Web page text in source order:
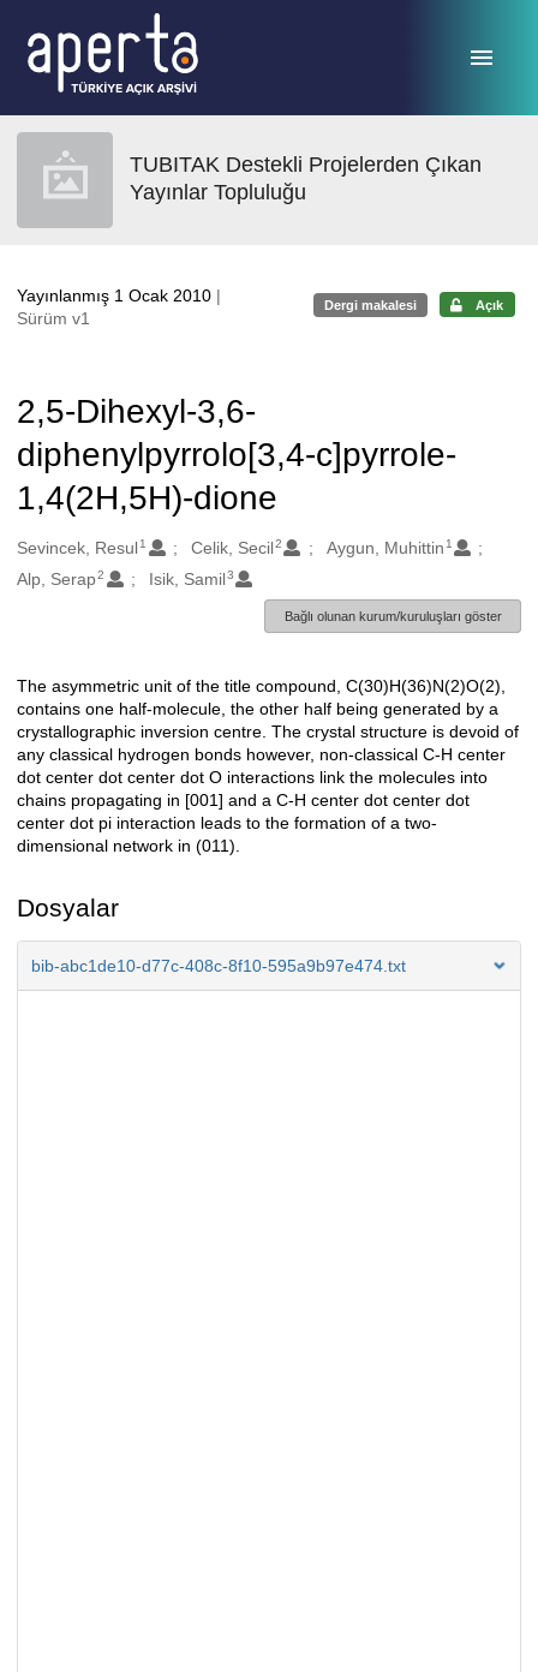
TUBITAK Destekli Projelerden Çıkan
Yayınlar Topluluğu
Yayınlanmış 1 Ocak 2010 |
Sürüm v1
Dergi makalesi Açık
2,5-Dihexyl-3,6-
diphenylpyrrolo[3,4-c]pyrrole-
1,4(2H,5H)-dione
Oluşturanlar
Sevincek, Resul1 Celik, Secil2 Aygun, Muhittin 1
Alp, Serap2 Isik, Samil3
Bağlı olunan kurum/kuruluşları göster
Açıklama
The asymmetric unit of the title compound, C(30)H(36)N(2)O(2),
contains one half-molecule, the other half being generated by a
crystallographic inversion centre. The crystal structure is devoid of
any classical hydrogen bonds however, non-classical C-H center
dot center dot center dot O interactions link the molecules into
chains propagating in [001] and a C-H center dot center dot
center dot pi interaction leads to the formation of a two-
dimensional network in (011).
Dosyalar
bib-abc1de10-d77c-408c-8f10-595a9b97e474.txt